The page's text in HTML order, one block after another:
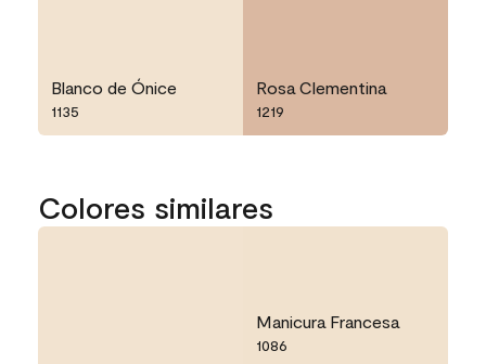
Blanco de Ónice
1135
Rosa Clementina
1219
Colores similares
Manicura Francesa
1086